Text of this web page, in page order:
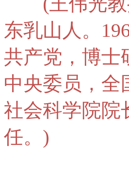
东乳山人。
共产党，博士
中央委员，全
社会科学院院
任。)